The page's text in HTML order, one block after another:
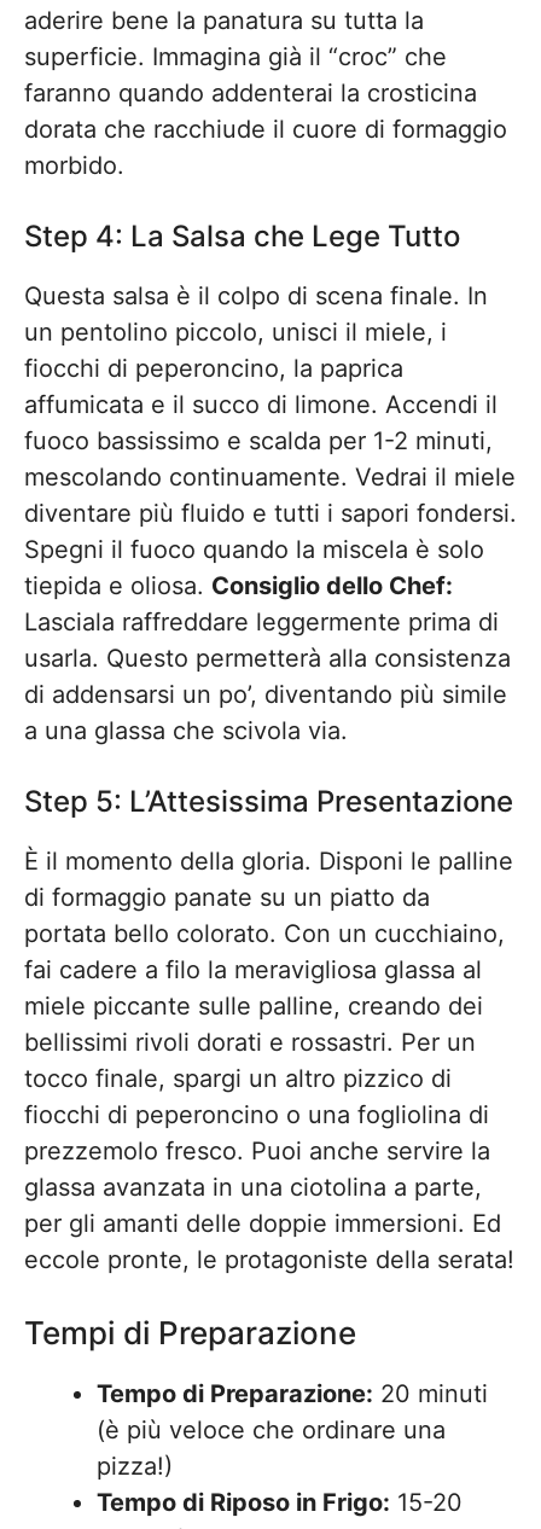
aderire bene la panatura su tutta la
superficie. Immagina già il “croc” che
faranno quando addenterai la crosticina
dorata che racchiude il cuore di formaggio
morbido.
Step 4: La Salsa che Lege Tutto
Questa salsa è il colpo di scena finale. In
un pentolino piccolo, unisci il miele, i
fiocchi di peperoncino, la paprica
affumicata e il succo di limone. Accendi il
fuoco bassissimo e scalda per 1-2 minuti,
mescolando continuamente. Vedrai il miele
diventare più fluido e tutti i sapori fondersi.
Spegni il fuoco quando la miscela è solo
tiepida e oliosa. Consiglio dello Chef:
Lasciala raffreddare leggermente prima di
usarla. Questo permetterà alla consistenza
di addensarsi un po’, diventando più simile
a una glassa che scivola via.
Step 5: L’Attesissima Presentazione
È il momento della gloria. Disponi le palline
di formaggio panate su un piatto da
portata bello colorato. Con un cucchiaino,
fai cadere a filo la meravigliosa glassa al
miele piccante sulle palline, creando dei
bellissimi rivoli dorati e rossastri. Per un
tocco finale, spargi un altro pizzico di
fiocchi di peperoncino o una fogliolina di
prezzemolo fresco. Puoi anche servire la
glassa avanzata in una ciotolina a parte,
per gli amanti delle doppie immersioni. Ed
eccole pronte, le protagoniste della serata!
Tempi di Preparazione
Tempo di Preparazione: 20 minuti
(è più veloce che ordinare una
pizza!)
Tempo di Riposo in Frigo: 15-20